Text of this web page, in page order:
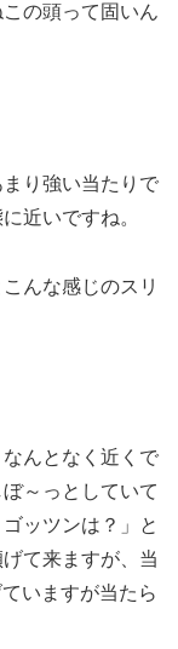
の頭って固いん
り強い当たりで
近いですね。
んな感じのスリ
んとなく近くで
～っとしていて
ッツンは？」と
て来ますが、当
いますが当たら